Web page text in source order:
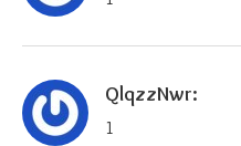
QlqzzNwr:
1